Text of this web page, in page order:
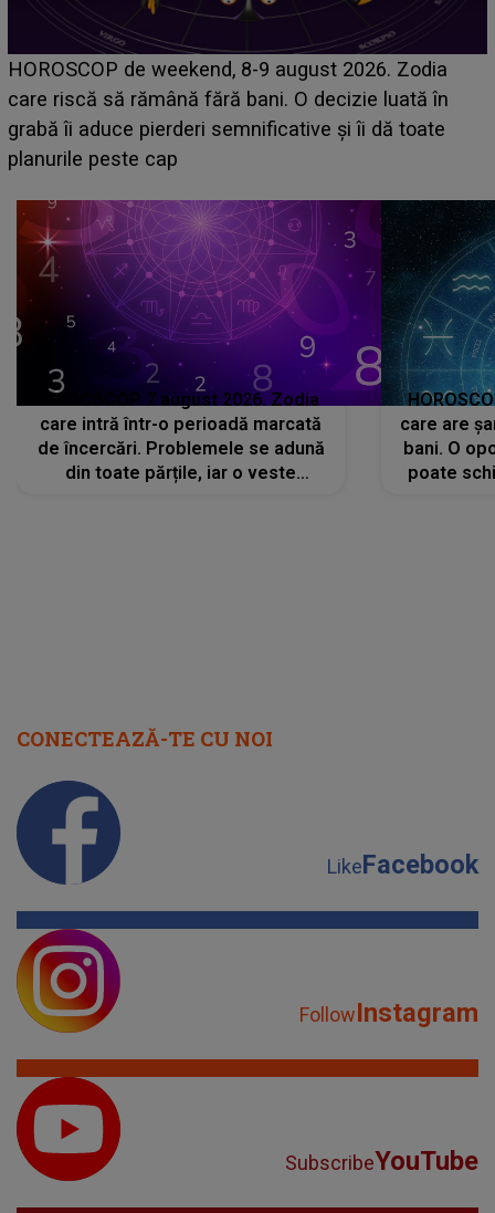
Emanuel a ținut ACEST DETALIU ASCUNS până
acum! În fața Alexandrei, concurentul din Casa Iubirii
face o MĂRTURISIRE NEAȘTEPTATĂ despre mama
sa: "I-am spus și ei în față, eu nu te iubesc pentru
HOROSCOP 7 august 2026. Zodia
care intră într-o perioadă marcată
de încercări. Problemele se adună
din toate părțile, iar o veste
care are
bani. O
poate
CONECTEAZĂ-TE CU NOI
LikeFacebook
FollowInstagram
SubscribeYouTube